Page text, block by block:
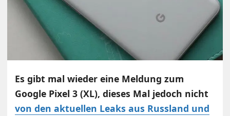
Es gibt mal wieder eine Meldung zum
Google Pixel 3 (XL), dieses Mal jedoch nicht
von den aktuellen Leaks aus Russland und